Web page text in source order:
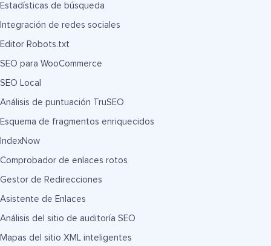
Estadísticas de búsqueda
Integración de redes sociales
Editor Robots.txt
SEO para WooCommerce
SEO Local
Análisis de puntuación TruSEO
Esquema de fragmentos enriquecidos
IndexNow
Comprobador de enlaces rotos
Gestor de Redirecciones
Asistente de Enlaces
Análisis del sitio de auditoría SEO
Mapas del sitio XML inteligentes